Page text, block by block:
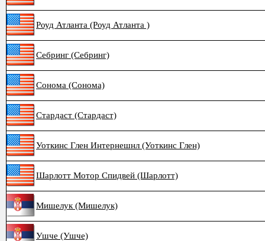
Роуд Атланта (Роуд Атланта )
Себринг (Себринг)
Сонома (Сонома)
Стардаст (Стардаст)
Уоткинс Глен Интернешнл (Уоткинс Глен)
Шарлотт Мотор Спидвей (Шарлотт)
Мишелук (Мишелук)
Ушче (Ушче)